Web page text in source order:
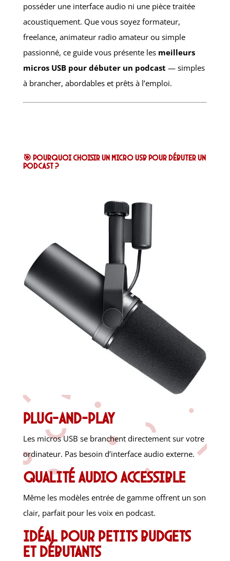
posséder une interface audio ni une pièce traitée
acoustiquement. Que vous soyez formateur,
freelance, animateur radio amateur ou simple
passionné, ce guide vous présente les meilleurs
micros USB pour débuter un podcast — simples
à brancher, abordables et prêts à l’emploi.
🎯 Pourquoi choisir un micro USB pour débuter un
podcast ?
Plug-and-play
Les micros USB se branchent directement sur votre
ordinateur. Pas besoin d’interface audio externe.
Qualité audio accessible
Même les modèles entrée de gamme offrent un son
clair, parfait pour les voix en podcast.
Idéal pour petits budgets
et débutants